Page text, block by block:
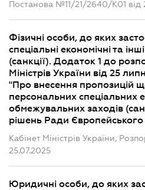
Постанова №11/21/2640/К01 від
Фізичні особи, до яких
спеціальні економічні та
(санкції). Додаток 1 до
Міністрів України від 25
"Про внесення пропозицій
персональних спеціальних
обмежувальних заходів
рішень Ради
Кабінет Міністрів України,
25.07.2025
Юридичні особи, до яких